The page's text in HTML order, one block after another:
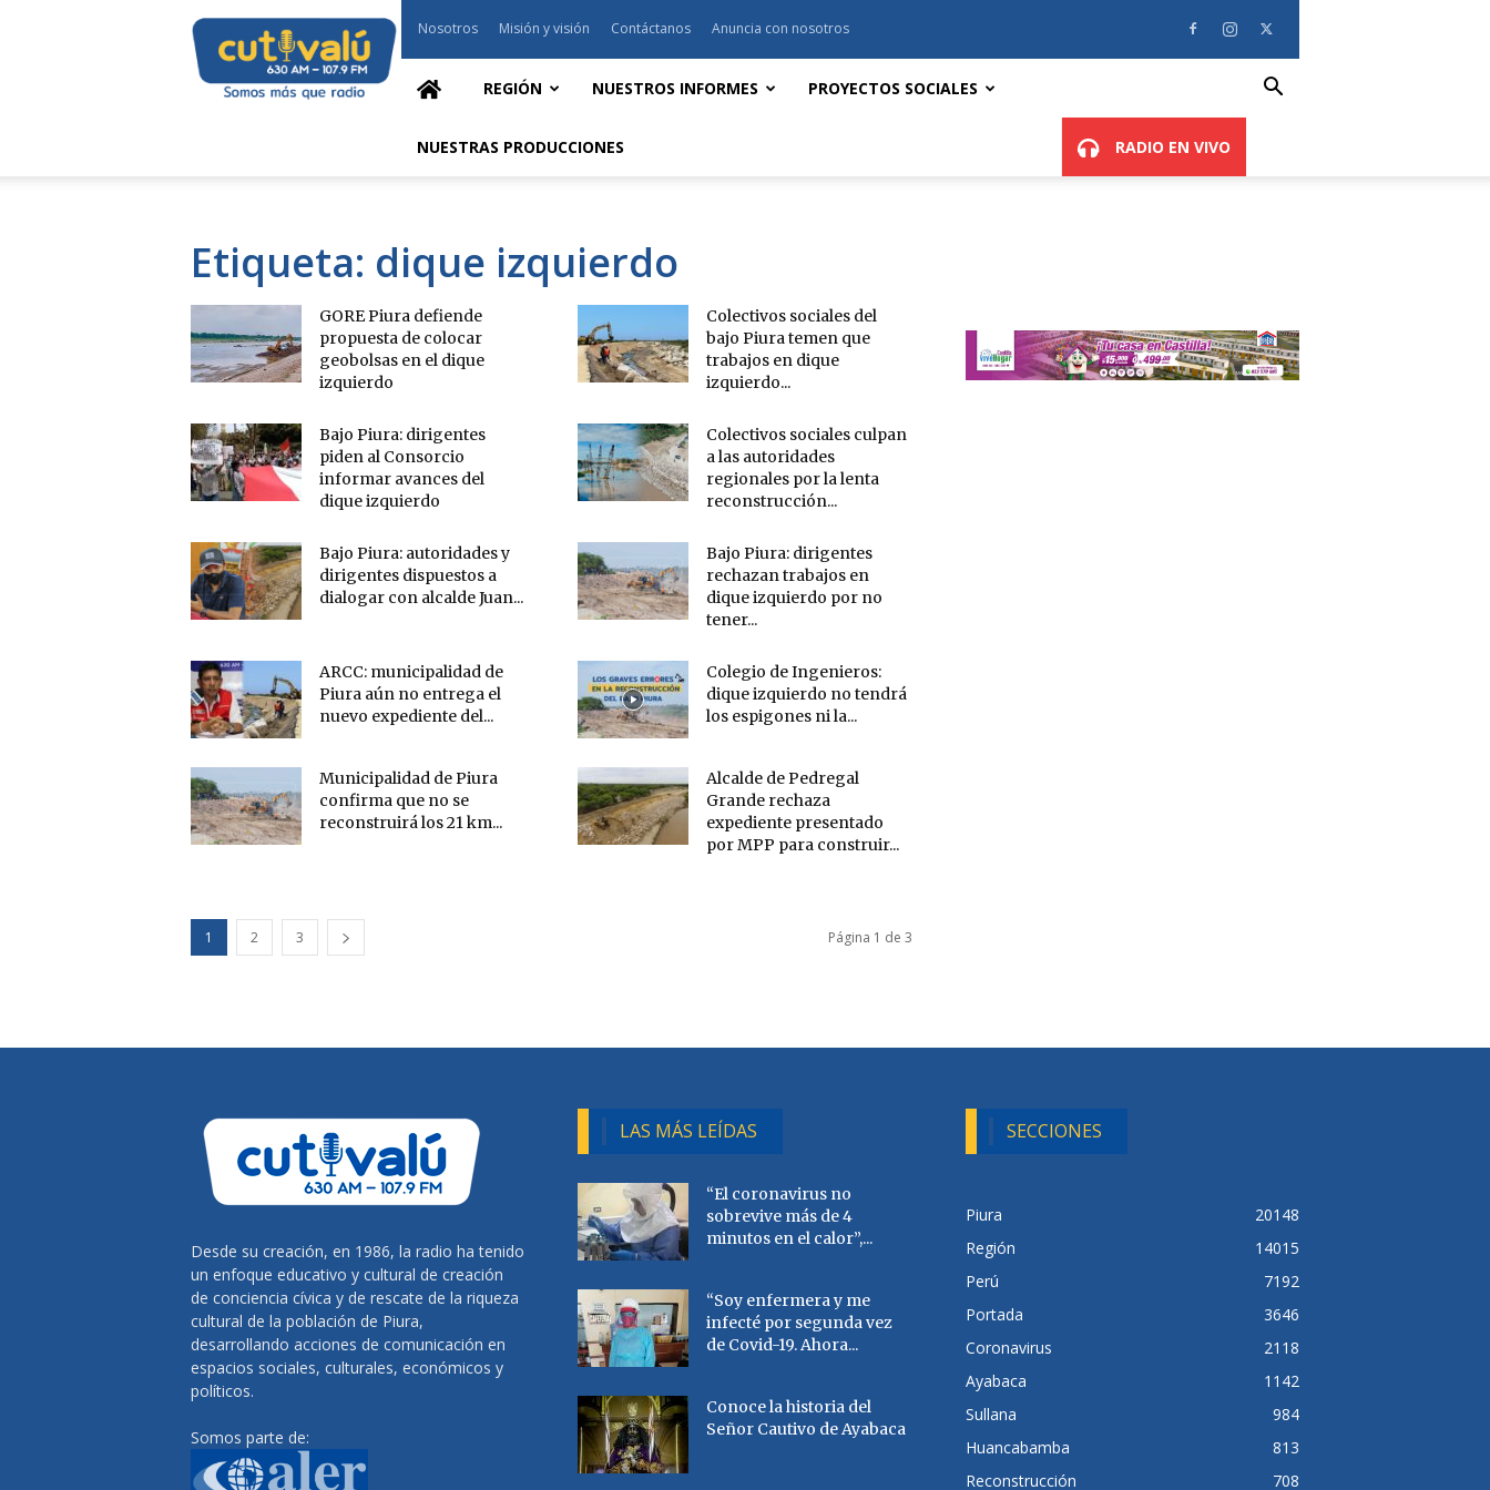
Cutivalú
Piura
Nosotros Misión y visión Contáctanos Anuncia con nosotros
REGIÓN NUESTROS INFORMES PROYECTOS SOCIALES
NUESTRAS PRODUCCIONES RADIO EN VIVO
Etiqueta: dique izquierdo
GORE Piura defiende
propuesta de colocar
geobolsas en el dique
izquierdo
Colectivos sociales del
bajo Piura temen que
trabajos en dique
izquierdo...
Bajo Piura: dirigentes
piden al Consorcio
informar avances del
dique izquierdo
Colectivos sociales culpan
a las autoridades
regionales por la lenta
reconstrucción...
Bajo Piura: autoridades y
dirigentes dispuestos a
dialogar con alcalde Juan...
Bajo Piura: dirigentes
rechazan trabajos en
dique izquierdo por no
tener...
ARCC: municipalidad de
Piura aún no entrega el
nuevo expediente del...
Colegio de Ingenieros:
dique izquierdo no tendrá
los espigones ni la...
Municipalidad de Piura
confirma que no se
reconstruirá los 21 km...
Alcalde de Pedregal
Grande rechaza
expediente presentado
por MPP para construir...
1 2 3 Página 1 de 3
Desde su creación, en 1986, la radio ha tenido
un enfoque educativo y cultural de creación
de conciencia cívica y de rescate de la riqueza
cultural de la población de Piura,
desarrollando acciones de comunicación en
espacios sociales, culturales, económicos y
políticos.
Somos parte de:
LAS MÁS LEÍDAS
“El coronavirus no
sobrevive más de 4
minutos en el calor”,...
“Soy enfermera y me
infecté por segunda vez
de Covid-19. Ahora...
Conoce la historia del
Señor Cautivo de Ayabaca
SECCIONES
Piura
20148
Región
14015
Perú
7192
Portada
3646
Coronavirus
2118
Ayabaca
1142
Sullana
984
Huancabamba
813
Reconstrucción
708